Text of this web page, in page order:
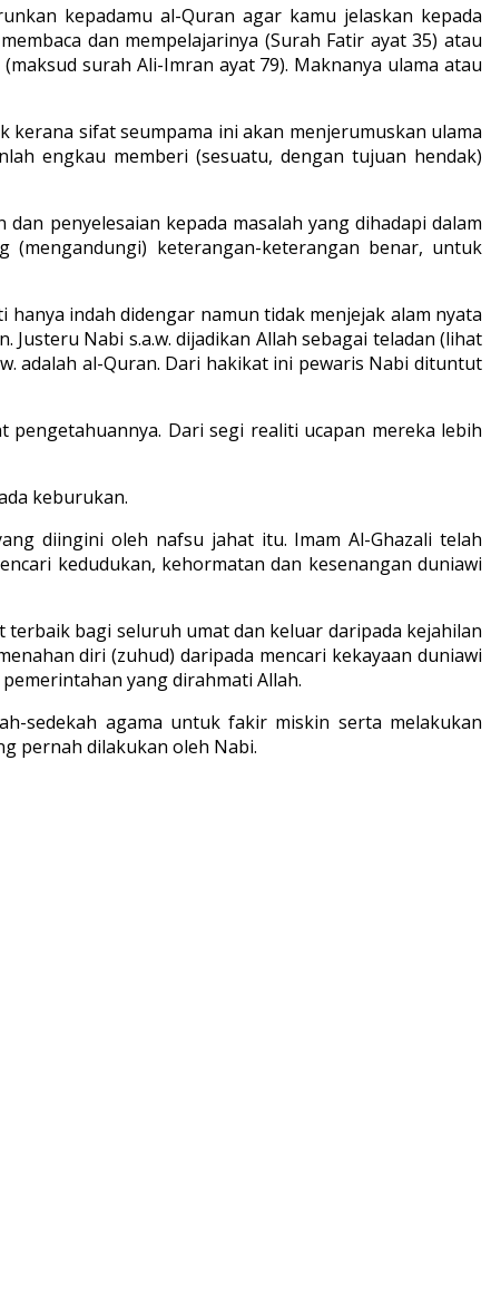
kepadamu al-Quran agar kamu jelaskan kepada
dan mempelajarinya (Surah Fatir ayat 35) atau
surah Ali-Imran ayat 79). Maknanya ulama atau
sifat seumpama ini akan menjerumuskan ulama
engkau memberi (sesuatu, dengan tujuan hendak)
penyelesaian kepada masalah yang dihadapi dalam
keterangan-keterangan benar, untuk
indah didengar namun tidak menjejak alam nyata
Nabi s.a.w. dijadikan Allah sebagai teladan (lihat
adalah al-Quran. Dari hakikat ini pewaris Nabi dituntut
Dari segi realiti ucapan mereka lebih
keburukan.
diingini oleh nafsu jahat itu. Imam Al-Ghazali telah
kedudukan, kehormatan dan kesenangan duniawi
bagi seluruh umat dan keluar daripada kejahilan
diri (zuhud) daripada mencari kekayaan duniawi
yang dirahmati Allah.
sedekah agama untuk fakir miskin serta melakukan
pernah dilakukan oleh Nabi.